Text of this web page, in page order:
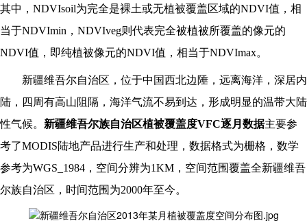
其中，NDVIsoil为完全是裸土或无植被覆盖区域的NDVI值，相
当于NDVImin，NDVIveg则代表完全被植被所覆盖的像元的
NDVI值，即纯植被像元的NDVI值，相当于NDVImax。
新疆维吾尔自治区，位于中国西北边陲，远离海洋，深居内
陆，四周有高山阻隔，海洋气流不易到达，形成明显的温带大陆
性气候。 新疆维吾尔族自治区植被覆盖度VFC逐月数据主要参
考了MODIS陆地产品进行生产和处理，数据格式为栅格，数学
参考为WGS_1984，空间分辨为1KM，空间范围覆盖全新疆维吾
尔族自治区，时间范围为2000年至今。